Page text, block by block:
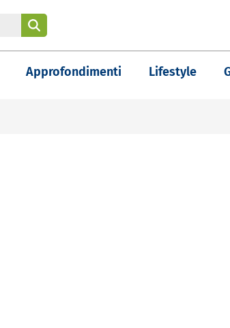
Approfondimenti Lifestyle